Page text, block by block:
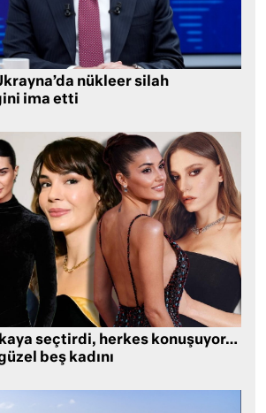
nükleer silah
ima etti
seçtirdi, herkes konuşuyor…
beş kadını